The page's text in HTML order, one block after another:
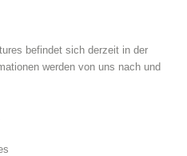
befindet sich derzeit in der
werden von uns nach und